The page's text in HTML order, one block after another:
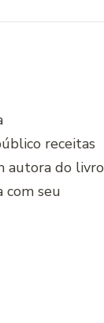
receitas
autora do livro
com seu